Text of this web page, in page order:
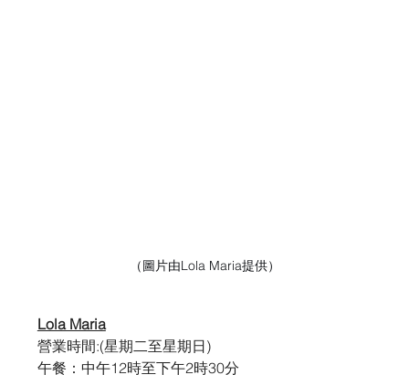
（圖片由Lola Maria提供）
Lola Maria
營業時間:(星期二至星期日)
午餐：中午12時至下午2時30分